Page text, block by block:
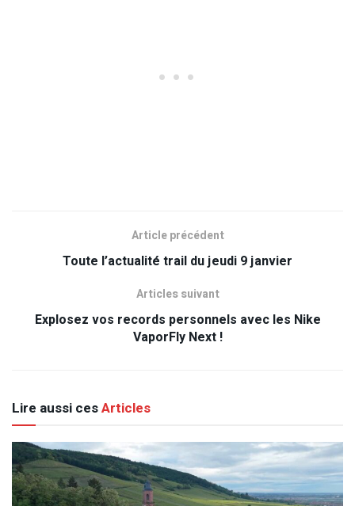
Article précédent
Toute l’actualité trail du jeudi 9 janvier
Articles suivant
Explosez vos records personnels avec les Nike
VaporFly Next !
Lire aussi cesArticles